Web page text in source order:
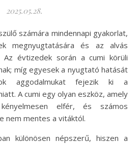
2025.05.28.
megnyugtatására és az alvás
Az évtizedek során a cumi körüli
míg egyesek a nyugtató hatását
aggodalmukat fejezik ki a
A cumi egy olyan eszköz, amely
elfér, és számos
nem mentes a vitáktól.
különösen népszerű, hiszen a